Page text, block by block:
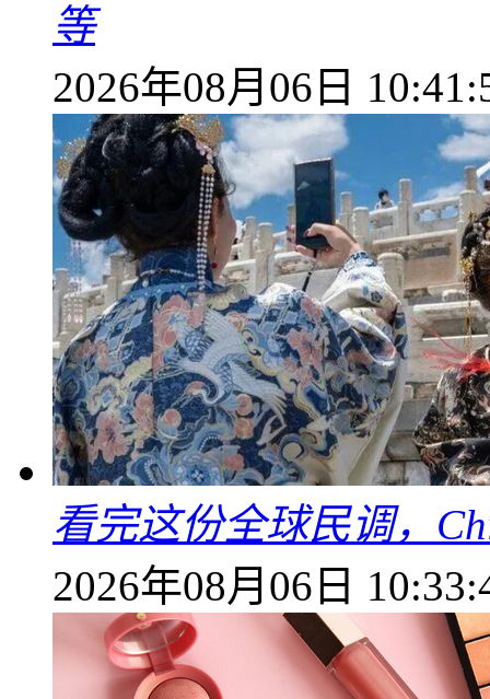
等
2026年08月06日
看完这份全球民调，
2026年08月06日